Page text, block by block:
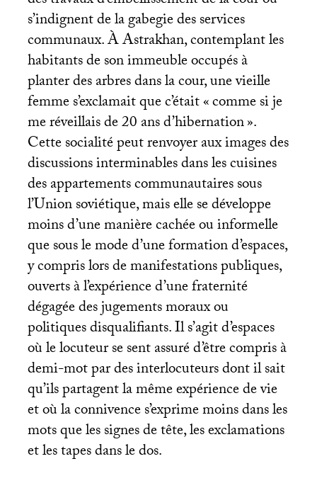
s’indignent de la gabegie des services
communaux. À Astrakhan, contemplant les
habitants de son immeuble occupés à
planter des arbres dans la cour, une vieille
femme s’exclamait que c’était «comme si je
me réveillais de 20 ans d’hibernation».
Cette socialité peut renvoyer aux images des
discussions interminables dans les cuisines
des appartements communautaires sous
l’Union soviétique, mais elle se développe
moins d’une manière cachée ou informelle
que sous le mode d’une formation d’espaces,
y compris lors de manifestations publiques,
ouverts à l’expérience d’une fraternité
dégagée des jugements moraux ou
politiques disqualifiants. Il s’agit d’espaces
où le locuteur se sent assuré d’être compris à
demi-mot par des interlocuteurs dont il sait
qu’ils partagent la même expérience de vie
et où la connivence s’exprime moins dans les
mots que les signes de tête, les exclamations
et les tapes dans le dos.